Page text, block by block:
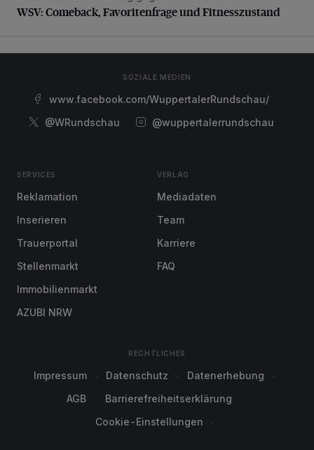
WSV: Comeback, Favoritenfrage und Fitnesszustand
SOZIALE MEDIEN
www.facebook.com/WuppertalerRundschau/
@WRundschau
@wuppertalerrundschau
SERVICES
Reklamation
Inserieren
Trauerportal
Stellenmarkt
Immobilienmarkt
AZUBI NRW
VERLAG
Mediadaten
Team
Karriere
FAQ
RECHTLICHES
Impressum Datenschutz
Datenerhebung
AGB
Barrierefreiheitserklärung
Cookie-Einstellungen